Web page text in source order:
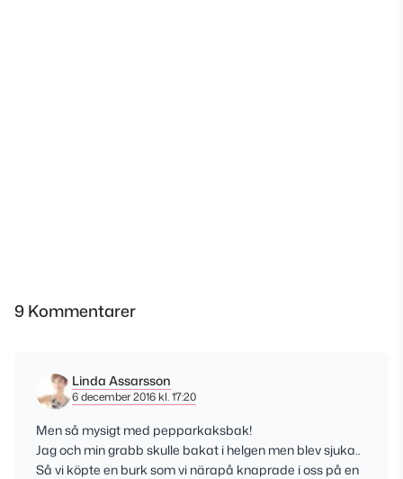
9 Kommentarer
Linda Assarsson
6 december 2016 kl. 17:20
Men så mysigt med pepparkaksbak!
Jag och min grabb skulle bakat i helgen men blev sjuka..
Så vi köpte en burk som vi närapå knaprade i oss på en